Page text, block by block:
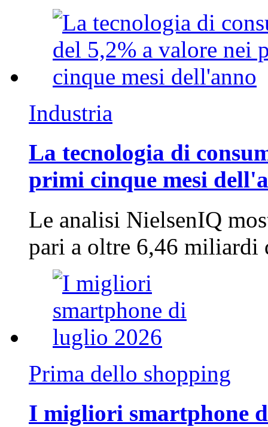
Industria
La tecnologia di
primi cinque mesi
Le analisi NielsenIQ
pari a oltre 6,46
Prima dello shopping
I migliori smartphone